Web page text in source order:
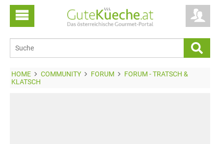
HOME COMMUNITY FORUM
FORUM - TRATSCH &
KLATSCH